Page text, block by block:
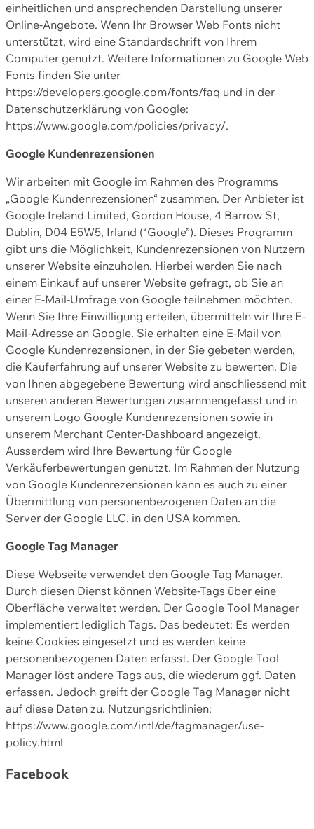
einheitlichen und ansprechenden Darstellung unserer
Online-Angebote. Wenn Ihr Browser Web Fonts nicht
unterstützt, wird eine Standardschrift von Ihrem
Computer genutzt. Weitere Informationen zu Google Web
Fonts finden Sie unter
https://developers.google.com/fonts/faq und in der
Datenschutzerklärung von Google:
https://www.google.com/policies/privacy/.
Google Kundenrezensionen
Wir arbeiten mit Google im Rahmen des Programms
„Google Kundenrezensionen“ zusammen. Der Anbieter ist
Google Ireland Limited, Gordon House, 4 Barrow St,
Dublin, D04 E5W5, Irland (“Google”). Dieses Programm
gibt uns die Möglichkeit, Kundenrezensionen von Nutzern
unserer Website einzuholen. Hierbei werden Sie nach
einem Einkauf auf unserer Website gefragt, ob Sie an
einer E-Mail-Umfrage von Google teilnehmen möchten.
Wenn Sie Ihre Einwilligung erteilen, übermitteln wir Ihre E-
Mail-Adresse an Google. Sie erhalten eine E-Mail von
Google Kundenrezensionen, in der Sie gebeten werden,
die Kauferfahrung auf unserer Website zu bewerten. Die
von Ihnen abgegebene Bewertung wird anschliessend mit
unseren anderen Bewertungen zusammengefasst und in
unserem Logo Google Kundenrezensionen sowie in
unserem Merchant Center-Dashboard angezeigt.
Ausserdem wird Ihre Bewertung für Google
Verkäuferbewertungen genutzt. Im Rahmen der Nutzung
von Google Kundenrezensionen kann es auch zu einer
Übermittlung von personenbezogenen Daten an die
Server der Google LLC. in den USA kommen.
Google Tag Manager
Diese Webseite verwendet den Google Tag Manager.
Durch diesen Dienst können Website-Tags über eine
Oberfläche verwaltet werden. Der Google Tool Manager
implementiert lediglich Tags. Das bedeutet: Es werden
keine Cookies eingesetzt und es werden keine
personenbezogenen Daten erfasst. Der Google Tool
Manager löst andere Tags aus, die wiederum ggf. Daten
erfassen. Jedoch greift der Google Tag Manager nicht
auf diese Daten zu. Nutzungsrichtlinien:
https://www.google.com/intl/de/tagmanager/use-
policy.html
Facebook